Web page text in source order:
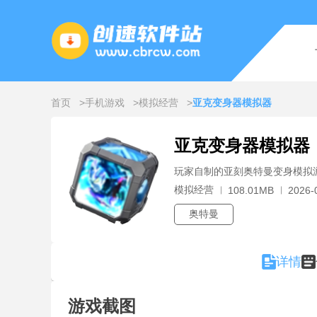
首页 手机游戏 模拟经营 亚克变身器模拟器
亚克变身器模拟器
玩家自制的亚刻奥特曼变身模拟
模拟经营
108.01MB 2026-
奥特曼
详情
游戏截图